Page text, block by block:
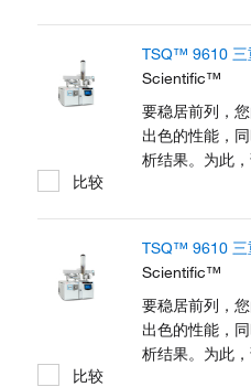
及智能软件使
可能提高样品
新扩展的线性
度可以确保您
上保持领先。
TSQ™ 9610 三
Scientific™
要稳居前列，
出色的性能，
析结果。为此
及智能软件使
可能提高样品
新扩展的线性
度可以确保您
上保持领先。
比较
TSQ™ 9610 三
Scientific™
要稳居前列，
出色的性能，
析结果。为此
比较